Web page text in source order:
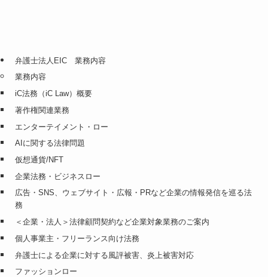
弁護士法人EIC 業務内容
業務内容
iC法務（iC Law）概要
著作権関連業務
エンターテイメント・ロー
AIに関する法律問題
仮想通貨/NFT
企業法務・ビジネスロー
広告・SNS、ウェブサイト・広報・PRなど企業の情報発信を巡る法
務
＜企業・法人＞法律顧問契約など企業対象業務のご案内
個人事業主・フリーランス向け法務
弁護士による企業に対する風評被害、炎上被害対応
ファッションロー